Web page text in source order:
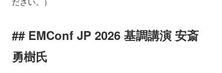
EMConf JP 2026 基調講演 安斎
勇樹氏